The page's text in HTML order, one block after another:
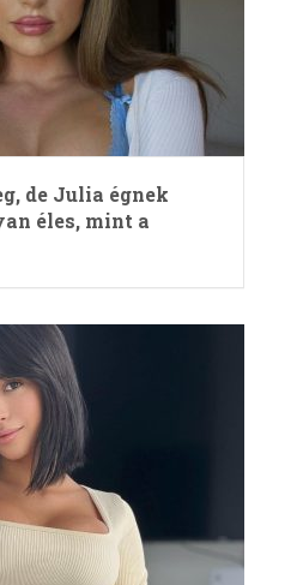
de Julia égnek
éles, mint a